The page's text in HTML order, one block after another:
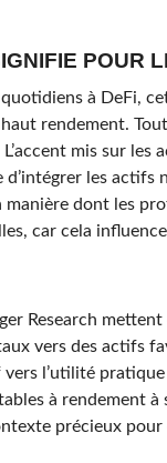
POUR
à DeFi,
rendement.
mis sur les
d’intégrer les
dont les
car cela
Research
vers des actifs
l’utilité
à rendement
précieux pour